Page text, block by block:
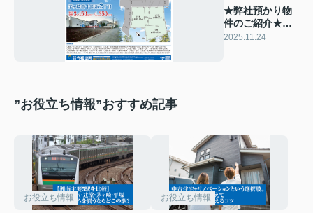
★弊社預かり物
件のご紹介★売
地 茅ヶ崎市十
2025.11.24
”お役立ち情報”おすすめ記事
お役立ち情報 お役立ち情報